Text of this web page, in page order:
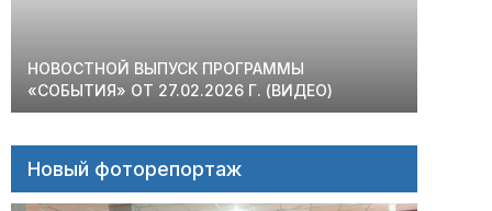
НОВОСТНОЙ ВЫПУСК ПРОГРАММЫ
«СОБЫТИЯ» ОТ 27.02.2026 Г. (ВИДЕО)
Новый фоторепортаж